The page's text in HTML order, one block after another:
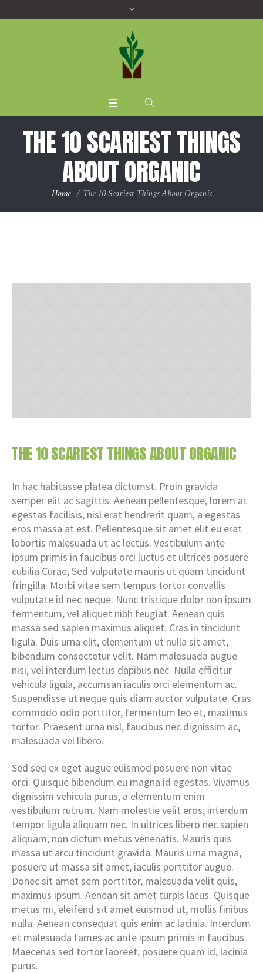
THE 10 SCARIEST THINGS
ABOUT ORGANIC
Home /The 10 Scariest Things About Organic
THE 10 SCARIEST THINGS ABOUT ORGANIC
In hac habitasse platea dictumst. Proin gravida
semper elit ac sagittis. Aenean pellentesque, lorem at
egestas facilisis, nisl erat hendrerit quam, a egestas
eros massa at est. Pellentesque sit amet elit eu erat
lobortis malesuada ut ac lectus. Vestibulum ante
ipsum primis in faucibus orci luctus et ultrices posuere
cubilia Curae; Sed vulputate mauris ut quam tincidunt
fringilla. Morbi vitae sem tempus tortor convallis
vulputate id nec neque. Nunc tristique dolor non ipsum
fermentum, vel aliquet nibh feugiat. Aenean quis
massa sed sapien maximus aliquet. Cras in tincidunt
ligula. Duis urna elit, elementum ut nulla sit amet,
bibendum consectetur velit. Nam malesuada augue
nisi, vel interdum lectus dapibus nec. Nulla efficitur
vehicula ligula, accumsan iaculis orci elementum ac.
Suspendisse ut neque quis diam auctor vulputate. Cras
commodo odio porttitor, fermentum leo et, maximus
tortor. Praesent urna nisl, faucibus nec dignissim ac,
malesuada vel libero.
Sed sed ex eget augue euismod posuere non vitae
orci. Quisque bibendum eu magna id egestas. Vivamus
dignissim vehicula purus, a elementum enim
vestibulum rutrum. Nam molestie velit eros, interdum
tempor ligula aliquam nec. In ultrices libero nec sapien
aliquam, non dictum metus venenatis. Mauris quis
massa ut arcu tincidunt gravida. Mauris urna magna,
posuere ut massa sit amet, iaculis porttitor augue.
Donec sit amet sem porttitor, malesuada velit quis,
maximus ipsum. Aenean sit amet turpis lacus. Quisque
metus mi, eleifend sit amet euismod ut, mollis finibus
nulla. Aenean consequat quis enim ac lacinia. Interdum
et malesuada fames ac ante ipsum primis in faucibus.
Maecenas sed tortor laoreet, posuere quam id, lacinia
purus.